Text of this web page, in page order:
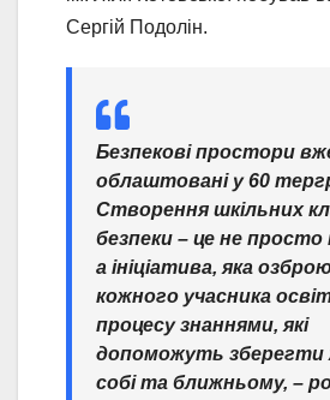
Сергій Подолін.
Безпекові простори
облаштовані у 60
Створення шкільних
безпеки – це не просто
а ініціатива, яка
кожного учасника
процесу знаннями, які
допоможуть
собі та ближньому, –